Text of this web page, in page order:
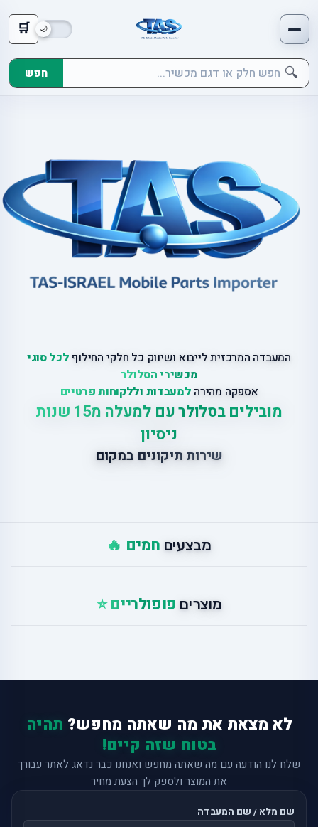
🛒
🔍 חפש
המעבדה המרכזית לייבוא ושיווק כל חלקי החילוףלכל סוגי
מכשירי הסלולר
אספקה מהירה למעבדות וללקוחות פרטיים
מובילים בסלולר עם למעלה מ15 שנות
ניסיון
שירות תיקונים במקום
מבצעים חמים 🔥
מוצרים פופולריים ⭐
לא מצאת את מה שאתה מחפש? תהיה
בטוח שזה קיים!
שלח לנו הודעה עם מה שאתה מחפש ואנחנו כבר נדאג לאתר עבורך
את המוצר ולספק לך הצעת מחיר
שם מלא / שם המעבדה